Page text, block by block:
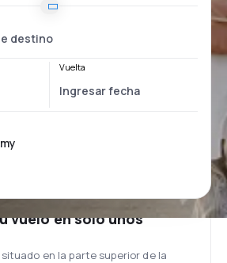
Vuelta
vuelo en solo unos
en la parte superior de la